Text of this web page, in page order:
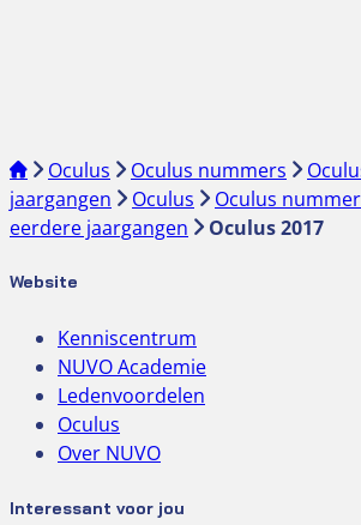
Oculus Oculus nummers
jaargangen
Oculus Oculus
eerdere jaargangen
Oculus 2017
Website
Kenniscentrum
NUVO Academie
Ledenvoordelen
Oculus
Over NUVO
Interessant voor jou